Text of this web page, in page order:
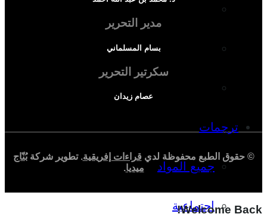
دراسة اجتماعية
ترجمات
جميع المواد
اجتماعية
مدير التحرير
بسام المسلماني
سكرتير التحرير
عصام زيدان
© حقوق الطبع محفوظة لدي قراءات إفريقية. تطوير شركةبُنّاج
ميديا.
Welcome Back!